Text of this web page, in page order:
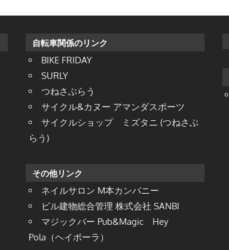
自転車関係のリンク
BIKE FRIDAY
SURLY
つねさぶらう
サイクル&カヌー アマンダスポーツ
サイクルショップ ミズタニ (つねさぶ
らう)
その他リンク
ネイルサロン M本カンパニー
ビル建物総合管理 株式会社 SANBI
マジックバー Pub&Magic Hey
Pola（ヘイポーラ）